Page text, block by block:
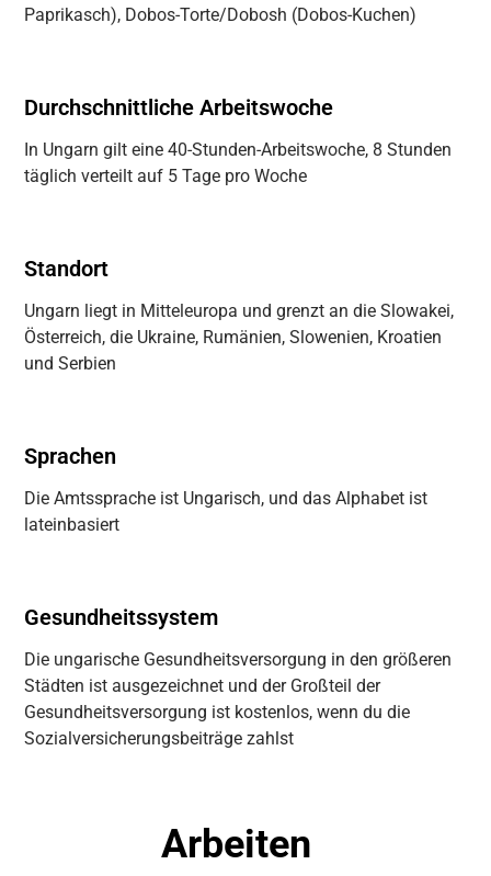
Paprikasch), Dobos-Torte/Dobosh (Dobos-Kuchen)
Durchschnittliche Arbeitswoche
In Ungarn gilt eine 40-Stunden-Arbeitswoche, 8 Stunden
täglich verteilt auf 5 Tage pro Woche
Standort
Ungarn liegt in Mitteleuropa und grenzt an die Slowakei,
Österreich, die Ukraine, Rumänien, Slowenien, Kroatien
und Serbien
Sprachen
Die Amtssprache ist Ungarisch, und das Alphabet ist
lateinbasiert
Gesundheitssystem
Die ungarische Gesundheitsversorgung in den größeren
Städten ist ausgezeichnet und der Großteil der
Gesundheitsversorgung ist kostenlos, wenn du die
Sozialversicherungsbeiträge zahlst
Arbeiten